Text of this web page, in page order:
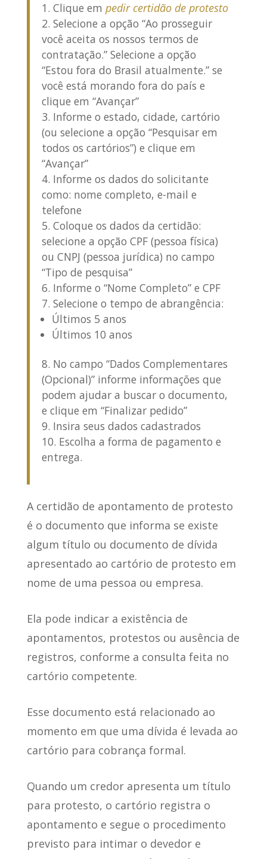
Clique em pedir certidão de protesto
Selecione a opção “Ao prosseguir
você aceita os nossos termos de
contratação.” Selecione a opção
“Estou fora do Brasil atualmente.” se
você está morando fora do país e
clique em “Avançar”
Informe o estado, cidade, cartório
(ou selecione a opção “Pesquisar em
todos os cartórios”) e clique em
“Avançar”
Informe os dados do solicitante
como: nome completo, e-mail e
telefone
Coloque os dados da certidão:
selecione a opção CPF (pessoa física)
ou CNPJ (pessoa jurídica) no campo
“Tipo de pesquisa”
Informe o “Nome Completo” e CPF
Selecione o tempo de abrangência:
Últimos 5 anos
Últimos 10 anos
No campo “Dados Complementares
(Opcional)” informe informações que
podem ajudar a buscar o documento,
e clique em “Finalizar pedido”
Insira seus dados cadastrados
Escolha a forma de pagamento e
entrega.
A certidão de apontamento de protesto
é o documento que informa se existe
algum título ou documento de dívida
apresentado ao cartório de protesto em
nome de uma pessoa ou empresa.
Ela pode indicar a existência de
apontamentos, protestos ou ausência de
registros, conforme a consulta feita no
cartório competente.
Esse documento está relacionado ao
momento em que uma dívida é levada ao
cartório para cobrança formal.
Quando um credor apresenta um título
para protesto, o cartório registra o
apontamento e segue o procedimento
previsto para intimar o devedor e